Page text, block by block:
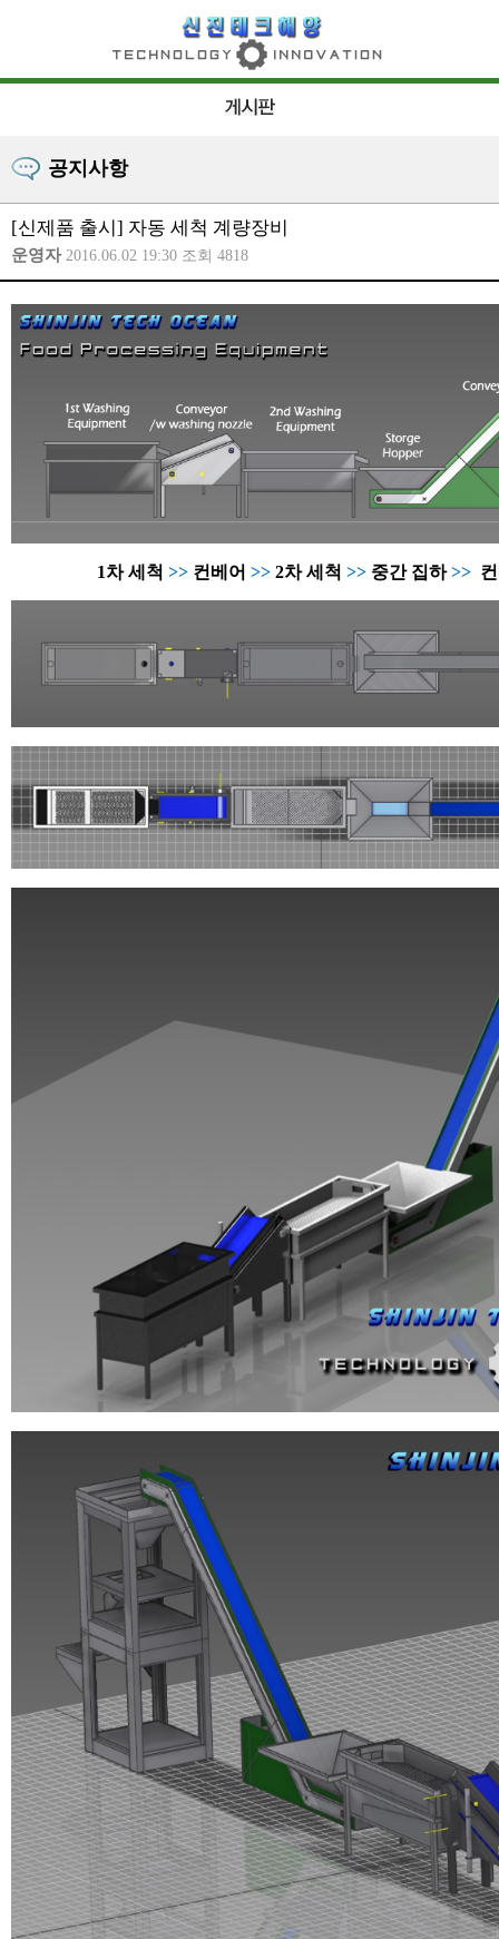
공지사항
[신제품 출시] 자동 세척 계량장비
운영자 2016.06.02 19:30 조회 4818
1차 세척 >> 컨베어 >> 2차 세척 >> 중간 집하>>